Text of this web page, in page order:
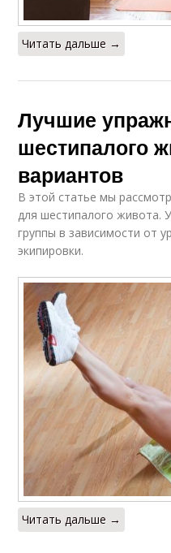
Читать дальше →
Лучшие
шестипалого
вариантов
В этой статье мы
для шестипалого живота.
группы в зависимости от
экипировки.
Читать дальше →